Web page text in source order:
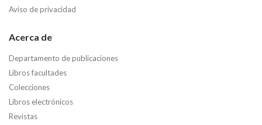
Aviso de privacidad
Acerca de
Departamento de publicaciones
Libros facultades
Colecciones
Libros electrónicos
Revistas